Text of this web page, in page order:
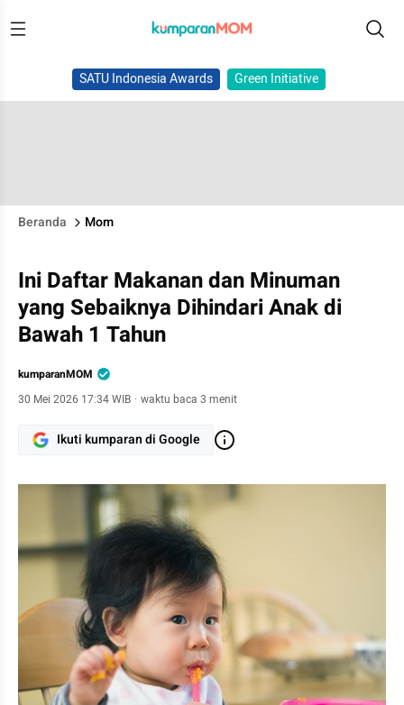
SATU Indonesia Awards Green Initiative
Beranda Mom
Ini Daftar Makanan dan Minuman
yang Sebaiknya Dihindari Anak di
Bawah 1 Tahun
kumparanMOM
30 Mei 2026 17:34 WIB · waktu baca 3 menit
Ikuti kumparan di Google